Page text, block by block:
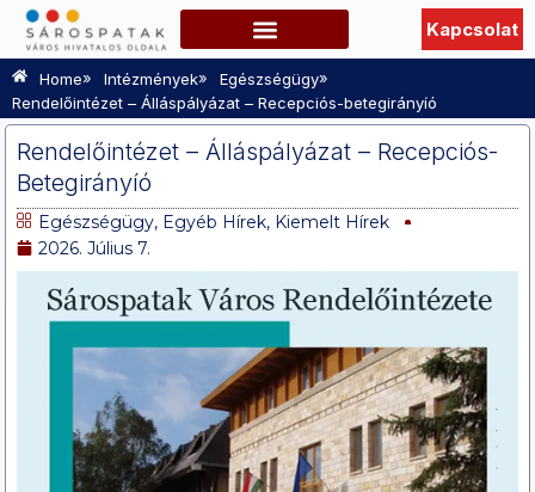
Kapcsolat
Home» Intézmények» Egészségügy»
Rendelőintézet – Álláspályázat – Recepciós-betegirányíó
Rendelőintézet – Álláspályázat – Recepciós-
Betegirányíó
Egészségügy, Egyéb Hírek, Kiemelt Hírek
2026. Július 7.